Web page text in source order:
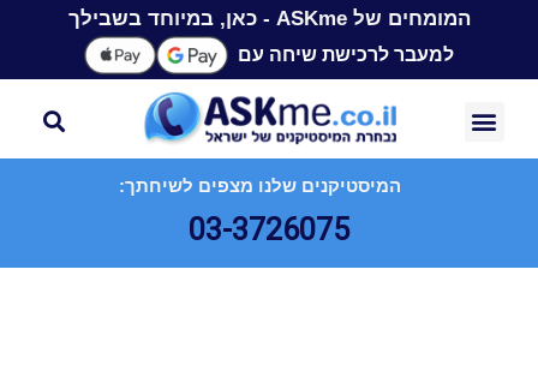
המומחים של ASKme - כאן, במיוחד בשבילך
למעבר לרכישת שיחה עם
המיסטיקנים שלנו מצפים לשיחתך:
03-3726075